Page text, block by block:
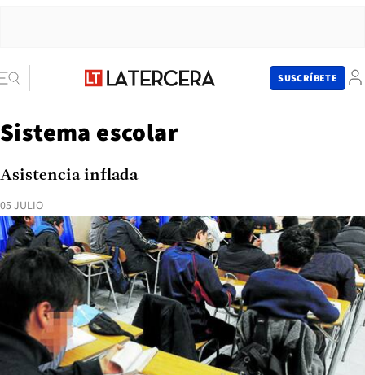
SUSCRÍBETE
Sistema escolar
05 JULIO
Asistencia inflada